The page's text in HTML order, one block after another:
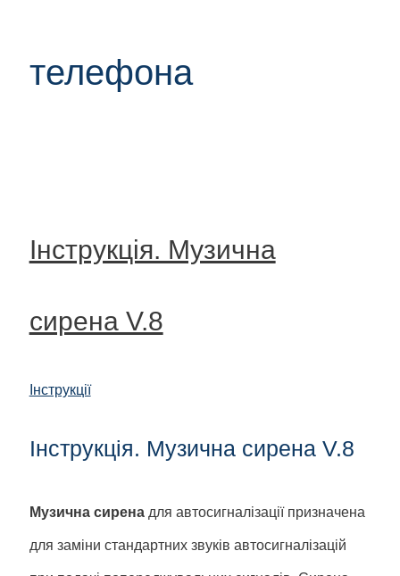
телефона
Інструкція. Музична
сирена V.8
Інструкції
Інструкція. Музична сирена V.8
Музична сиренадля автосигналізації призначена
для заміни стандартних звуків автосигналізацій